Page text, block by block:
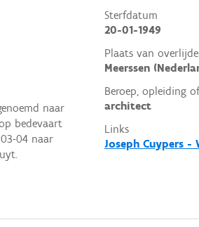
Sterfdatum
20-01-1949
Plaats van
Meerssen
Beroep, opleiding
architect
Links
Joseph Cuypers -
naar
bedevaart
04 naar